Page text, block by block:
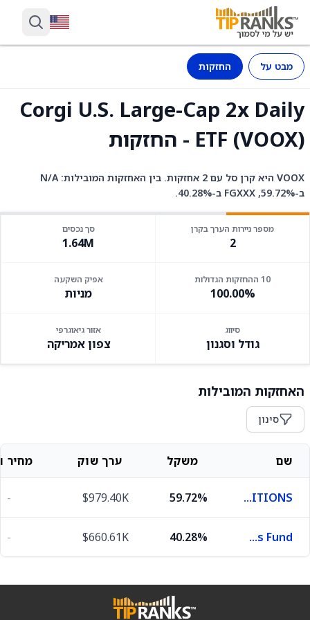
מבט על החזקות
Corgi U.S. Large-Cap 2x Daily
ETF (VOOX) - החזקות
VOOX היא קרן סל עם 2 אחזקות. בין האחזקות המובילות: N/A
ב-59.72%, FGXXX ב-40.28%.
מספר ניירות הערך בקרן
2
סך נכסים
1.64M
10 ההחזקות הגדולות
100.00%
אפיק השקעה
מניות
סיווג
גודל וסגנון
אזור גיאוגרפי
צפון אמריקה
האחזקות המובילות
סינון
שם משקל ערך שוק מחיר
SHORT POSITIONS
59.72%
$979.40K
-
First American Funds Inc X Government Obligations Fund
40.28%
$660.61K
-